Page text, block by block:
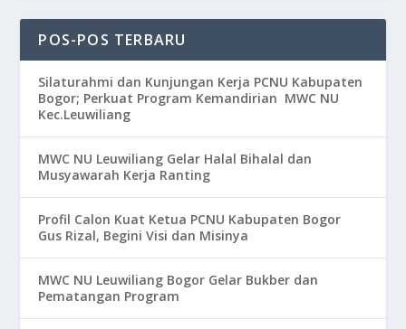
POS-POS TERBARU
Silaturahmi dan Kunjungan Kerja PCNU Kabupaten
Bogor; Perkuat Program Kemandirian MWC NU
Kec.Leuwiliang
MWC NU Leuwiliang Gelar Halal Bihalal dan
Musyawarah Kerja Ranting
Profil Calon Kuat Ketua PCNU Kabupaten Bogor
Gus Rizal, Begini Visi dan Misinya
MWC NU Leuwiliang Bogor Gelar Bukber dan
Pematangan Program